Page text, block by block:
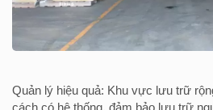
Quản lý hiệu quả: Khu vực lưu trữ
cách có hệ thống, đảm bảo lưu trữ